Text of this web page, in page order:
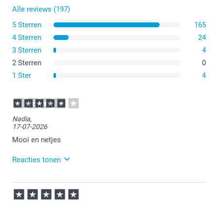
Alle reviews (197)
5 Sterren
165
4 Sterren
24
3 Sterren
4
2 Sterren
0
1 Ster
4
Nadia,
17-07-2026
Mooi en netjes
Reacties tonen
17-07-2026
15:55
Bedankt voor je review. Heel fijn dat je blij bent met